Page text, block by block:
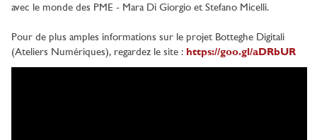
avec le monde des PME - Mara Di Giorgio et Stefano Micelli.
Pour de plus amples informations sur le projet Botteghe Digitali
(Ateliers Numériques), regardez le site : https://goo.gl/aDRbUR